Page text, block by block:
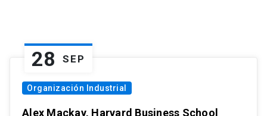
28 SEP
Organización Industrial
Alex Mackay, Harvard Business School